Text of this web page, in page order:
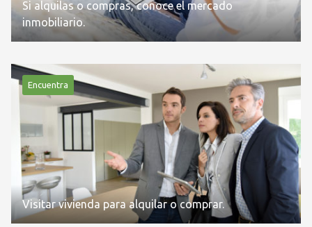
Si alquilas o compras, conoce el mercado
inmobiliario.
Encuentra
Visitar vivienda para alquilar o comprar.